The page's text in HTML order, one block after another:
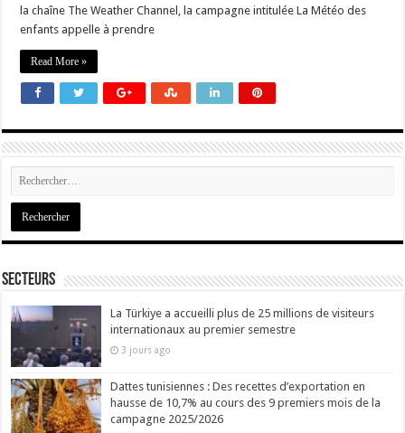
la chaîne The Weather Channel, la campagne intitulée La Météo des
enfants appelle à prendre
Read More »
Secteurs
La Türkiye a accueilli plus de 25 millions de visiteurs
internationaux au premier semestre
3 jours ago
Dattes tunisiennes : Des recettes d’exportation en
hausse de 10,7% au cours des 9 premiers mois de la
campagne 2025/2026